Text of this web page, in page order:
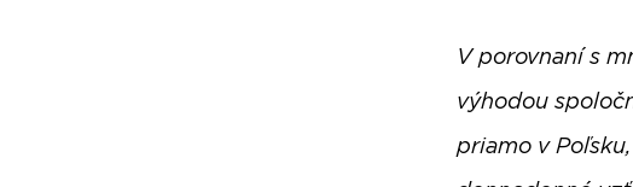
V porovnaní s
výhodou
priamo v